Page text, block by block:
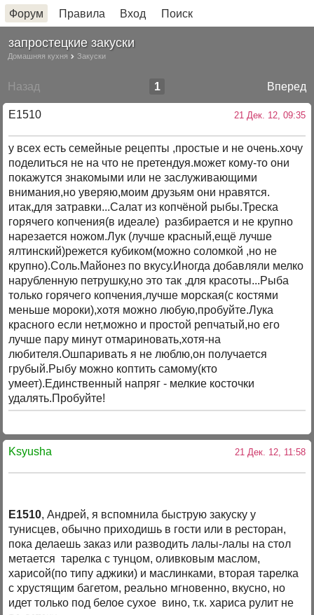
Форум Правила Вход Поиск
запростецкие закуски
Домашняя кухня Закуски
Назад Вперед
1
E1510 21 Дек. 12, 09:35
у всех есть семейные рецепты ,простые и не очень.хочу
поделиться не на что не претендуя.может кому-то они
покажутся знакомыми или не заслуживающими
внимания,но уверяю,моим друзьям они нравятся.
итак,для затравки...Салат из копчёной рыбы.Треска
горячего копчения(в идеале) разбирается и не крупно
нарезается ножом.Лук (лучше красный,ещё лучше
ялтинский)режется кубиком(можно соломкой ,но не
крупно).Соль.Майонез по вкусу.Иногда добавляли мелко
нарубленную петрушку,но это так ,для красоты...Рыба
только горячего копчения,лучше морская(с костями
меньше мороки),хотя можно любую,пробуйте.Лука
красного если нет,можно и простой репчатый,но его
лучше пару минут отмариновать,хотя-на
любителя.Ошпаривать я не люблю,он получается
грубый.Рыбу можно коптить самому(кто
умеет).Единственный напряг - мелкие косточки
удалять.Пробуйте!
Ksyusha 21 Дек. 12, 11:58
E1510, Андрей, я вспомнила быструю закуску у
тунисцев, обычно приходишь в гости или в ресторан,
пока делаешь заказ или разводить лалы-лалы на стол
метается тарелка с тунцом, оливковым маслом,
харисой(по типу аджики) и маслинками, вторая тарелка
с хрустящим багетом, реально мгновенно, вкусно, но
идет только под белое сухое вино, т.к. хариса рулит не